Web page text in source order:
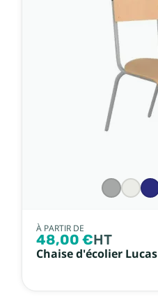
À PARTIR DE
48,00 €HT
Chaise d'écolier Lucas